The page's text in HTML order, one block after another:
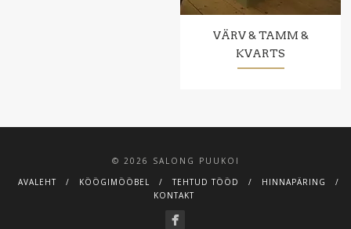
VÄRV & TAMM &
KVARTS
© 2026 SALONG PUUKOI
AVALEHT
KÖÖGIMÖÖBEL TEHTUD TÖÖD
HINNAPÄRING
KONTAKT